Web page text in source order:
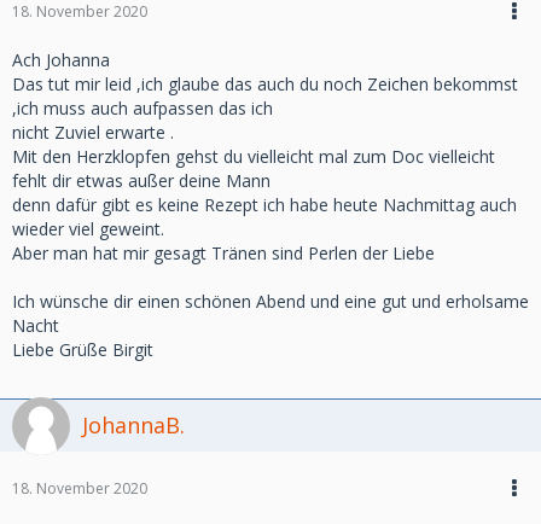
18. November 2020
Ach Johanna
Das tut mir leid ,ich glaube das auch du noch Zeichen bekommst
,ich muss auch aufpassen das ich
nicht Zuviel erwarte .
Mit den Herzklopfen gehst du vielleicht mal zum Doc vielleicht
fehlt dir etwas außer deine Mann
denn dafür gibt es keine Rezept ich habe heute Nachmittag auch
wieder viel geweint.
Aber man hat mir gesagt Tränen sind Perlen der Liebe
Ich wünsche dir einen schönen Abend und eine gut und erholsame
Nacht
Liebe Grüße Birgit
JohannaB.
18. November 2020